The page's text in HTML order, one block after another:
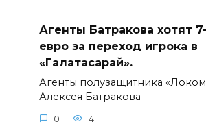
Агенты Батракова хотят
евро за переход игрока в
«Галатасарай».
Агенты полузащитника
Алексея Батракова
0 4